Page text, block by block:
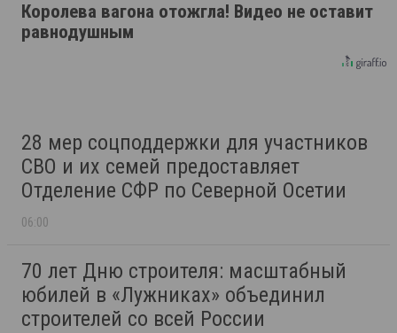
Королева вагона отожгла! Видео не оставит
равнодушным
28 мер соцподдержки для участников
СВО и их семей предоставляет
Отделение СФР по Северной Осетии
06:00
70 лет Дню строителя: масштабный
юбилей в «Лужниках» объединил
строителей со всей России